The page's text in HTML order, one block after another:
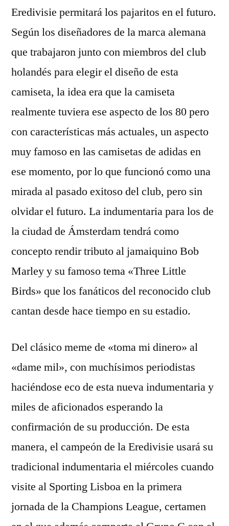
Eredivisie permitará los pajaritos en el futuro.
Según los diseñadores de la marca alemana
que trabajaron junto con miembros del club
holandés para elegir el diseño de esta
camiseta, la idea era que la camiseta
realmente tuviera ese aspecto de los 80 pero
con características más actuales, un aspecto
muy famoso en las camisetas de adidas en
ese momento, por lo que funcionó como una
mirada al pasado exitoso del club, pero sin
olvidar el futuro. La indumentaria para los de
la ciudad de Ámsterdam tendrá como
concepto rendir tributo al jamaiquino Bob
Marley y su famoso tema «Three Little
Birds» que los fanáticos del reconocido club
cantan desde hace tiempo en su estadio.
Del clásico meme de «toma mi dinero» al
«dame mil», con muchísimos periodistas
haciéndose eco de esta nueva indumentaria y
miles de aficionados esperando la
confirmación de su producción. De esta
manera, el campeón de la Eredivisie usará su
tradicional indumentaria el miércoles cuando
visite al Sporting Lisboa en la primera
jornada de la Champions League, certamen